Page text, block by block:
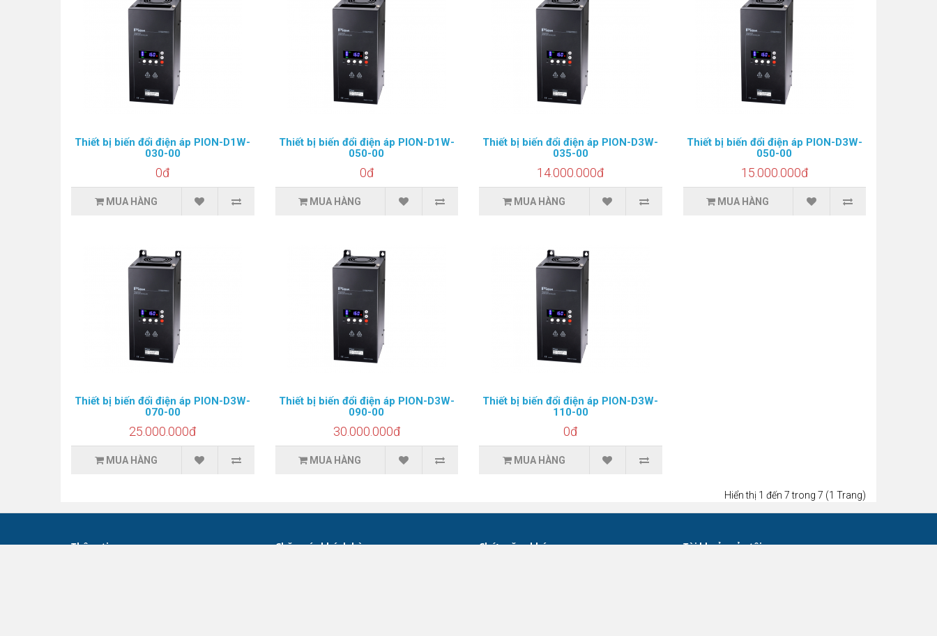
Thiết bị biến đổi điện áp PION-D1W-
030-00
0đ
MUA HÀNG
Thiết bị biến đổi điện áp PION-D1W-
050-00
0đ
MUA HÀNG
Thiết bị biến đổi điện áp PION-D3W-
035-00
14.000.000đ
MUA HÀNG
Thiết bị biến đổi điện áp PION-D3W-
050-00
15.000.000đ
MUA HÀNG
Thiết bị biến đổi điện áp PION-D3W-
070-00
25.000.000đ
MUA HÀNG
Thiết bị biến đổi điện áp PION-D3W-
090-00
30.000.000đ
MUA HÀNG
Thiết bị biến đổi điện áp PION-D3W-
110-00
0đ
MUA HÀNG
Hiển thị 1 đến 7 trong 7 (1 Trang)
Thông tin Chăm sóc khách hàng Chức năng khác Tài khoản của tôi